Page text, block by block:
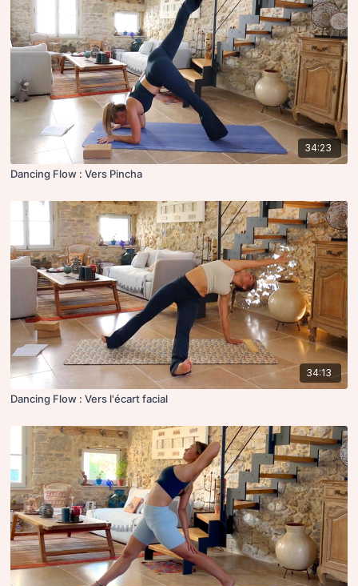
34:23
Dancing Flow : Vers Pincha
34:13
Dancing Flow : Vers l'écart facial